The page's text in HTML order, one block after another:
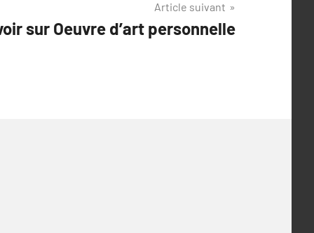
Article suivant
sur Oeuvre d’art personnelle